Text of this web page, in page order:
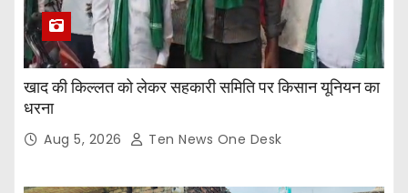
खाद की किल्लत को लेकर सहकारी समिति पर किसान यूनियन का
धरना
Aug 5, 2026 Ten News One Desk